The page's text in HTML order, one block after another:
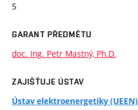
5
GARANT PŘEDMĚTU
doc. Ing. Petr Mastný, Ph.D.
ZAJIŠŤUJE ÚSTAV
Ústav elektroenergetiky (UEEN)